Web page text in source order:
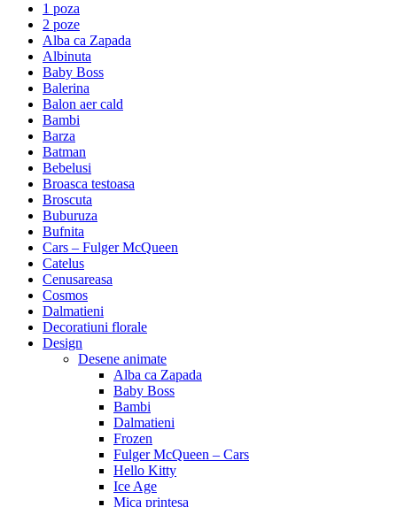
1 poza
2 poze
Alba ca Zapada
Albinuta
Baby Boss
Balerina
Balon aer cald
Bambi
Barza
Batman
Bebelusi
Broasca testoasa
Broscuta
Buburuza
Bufnita
Cars – Fulger McQueen
Catelus
Cenusareasa
Cosmos
Dalmatieni
Decoratiuni florale
Design
Desene animate
Alba ca Zapada
Baby Boss
Bambi
Dalmatieni
Frozen
Fulger McQueen – Cars
Hello Kitty
Ice Age
Mica printesa